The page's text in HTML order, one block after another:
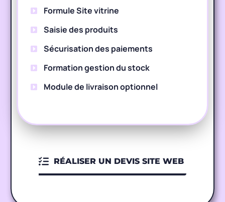
Formule Site vitrine
Saisie des produits
Sécurisation des paiements
Formation gestion du stock
Module de livraison optionnel
RÉALISER UN DEVIS SITE WEB